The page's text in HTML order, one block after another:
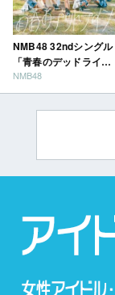
NMB48 32ndシングル
「青春のデッドライ
ン」
NMB48